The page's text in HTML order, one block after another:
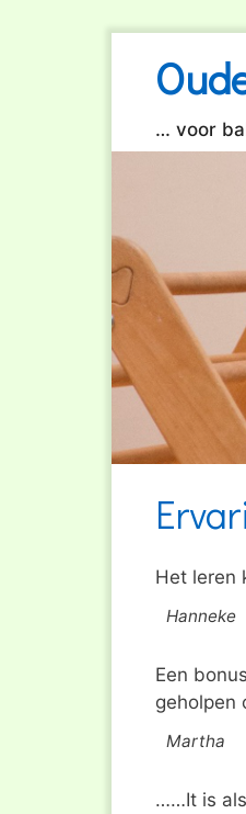
inhoud… voor
Het leren
Hanneke
Een
geholpen
Martha
……It is